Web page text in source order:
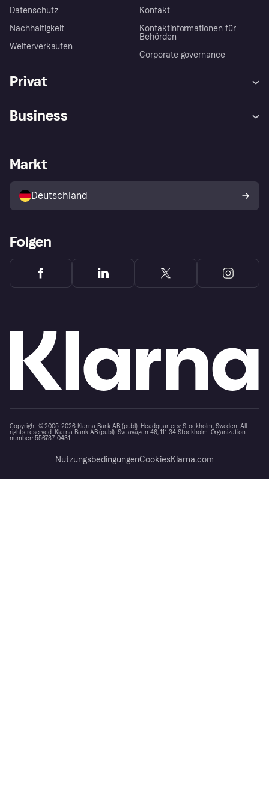
Datenschutz
Nachhaltigkeit
Weiterverkaufen
Kontakt
Kontaktinformationen für
Behörden
Corporate governance
Privat
Klarna App
Shops entdecken
Käuferschutzrichtlinie
Dein Widerrufsrecht
Business
Händlerportal
Markt
Deutschland
Folgen
Copyright © 2005-2026 Klarna Bank AB (publ). Headquarters: Stockholm, Sweden. All
rights reserved. Klarna Bank AB (publ). Sveavägen 46, 111 34 Stockholm. Organization
number: 556737-0431
NutzungsbedingungenCookiesKlarna.com